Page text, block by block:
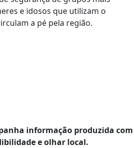
e idosos que utilizam o
a pé pela região.
informação produzida com
e olhar local.